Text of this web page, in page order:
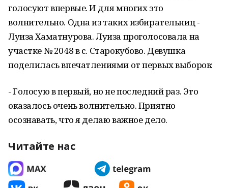
голосуют впервые. И для многих это
волнительно. Одна из таких избирательниц -
Луиза Хаматнурова. Луиза проголосовала на
участке № 2048 в с. Старокубово. Девушка
поделилась впечатлениями от первых выборов:
- Голосую в первый, но не последний раз. Это
оказалось очень волнительно. Приятно
осознавать, что я делаю важное дело.
Читайте нас